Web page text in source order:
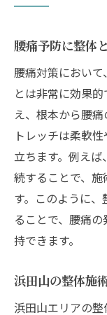
腰痛予防に整体
腰痛対策におい
とは非常に効果
え、根本から腰
トレッチは柔軟
立ちます。例え
続することで、
す。このように
ることで、腰痛
持できます。
浜田山の整体施
浜田山エリアの